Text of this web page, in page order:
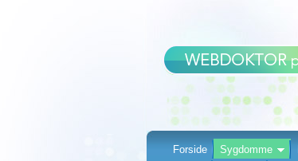
Forside Sygdomme